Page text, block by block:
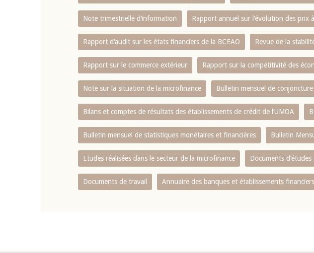
Note trimestrielle d‘information Rapport annuel sur l‘évolution des prix
Rapport d‘audit sur les états financiers de la BCEAO Revue de la
Rapport sur le commerce extérieur Rapport sur la compétitivité des
Note sur la situation de la microfinance Bulletin mensuel de
Bilans et comptes de résultats des établissements de crédit de l‘UMOA
Bulletin mensuel de statistiques monétaires et financières Bulletin
Etudes réalisées dans le secteur de la microfinance Documents
Documents de travail Annuaire des banques et établissements financiers